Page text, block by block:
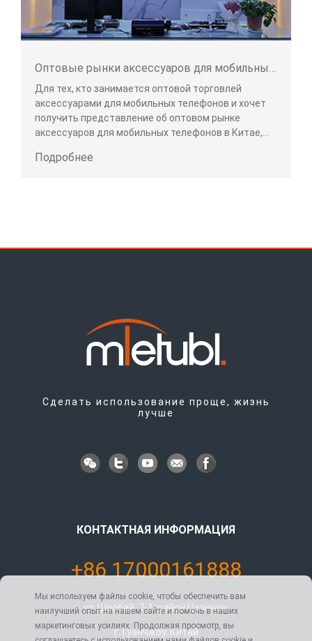
Оптовые рынки аксессуаров для мобильных телефонов в Гуанчжоу, Китай
Для тех, кто занимается оптовой торговлей
аксессуарами для мобильных телефонов и хочет
получить представление об оптовом рынке
аксессуаров для мобильных телефонов в Китае,
Подробнее
Сделать использование проще, жизнь
лучше
КОНТАКТНАЯ ИНФОРМАЦИЯ
+86 17000161888
ул. Шаобай, 7-1, район Цзэнчэн,
г. Гуанчжоу, Китай
Мы используем файлы cookie, чтобы обеспечить вам
наилучший опыт на нашем сайте и помочь в наших
маркетинговых усилиях. Продолжая просмотр, вы